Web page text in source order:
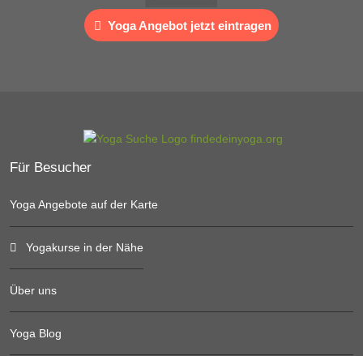
Yoga Angebot jetzt eintragen
Für Besucher
Yoga Angebote auf der Karte
Yogakurse in der Nähe
Über uns
Yoga Blog